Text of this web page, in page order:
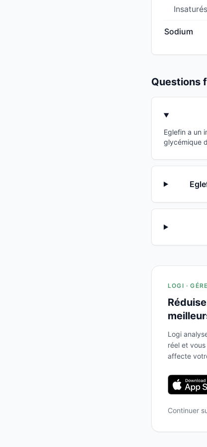
Insaturés
Sodium
Questions
Eglefin a un
glycémique
LOGI ·
Logi
réel et
affecte
Continuer